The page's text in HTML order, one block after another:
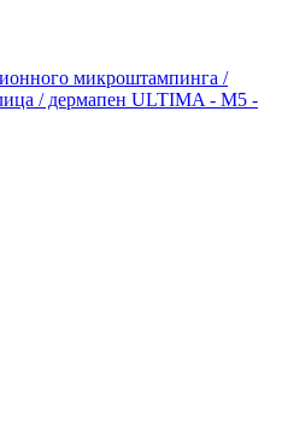
микроштампинга /
/ дермапен ULTIMA - M5 -